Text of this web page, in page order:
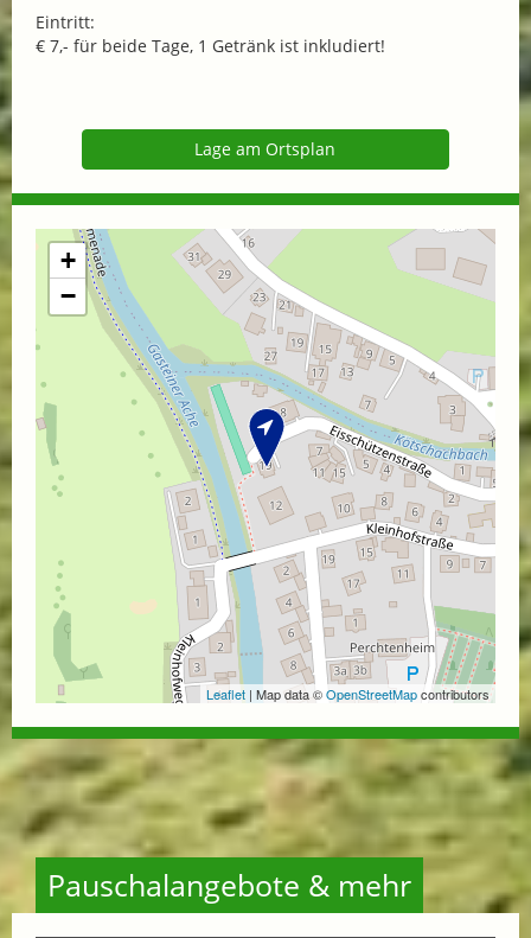
Eintritt:
€ 7,- für beide Tage, 1 Getränk ist inkludiert!
Lage am Ortsplan
+
−
Leaflet | Map data ©OpenStreetMapcontributors
Pauschalangebote & mehr